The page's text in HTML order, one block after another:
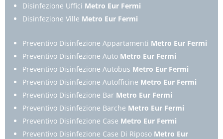
Disinfezione Uffici Metro Eur Fermi
Disinfezione Ville Metro Eur Fermi
Preventivo Disinfezione Appartamenti Metro Eur Fermi
Preventivo Disinfezione Auto Metro Eur Fermi
Preventivo Disinfezione Autobus Metro Eur Fermi
Preventivo Disinfezione Autofficine Metro Eur Fermi
Preventivo Disinfezione Bar Metro Eur Fermi
Preventivo Disinfezione Barche Metro Eur Fermi
Preventivo Disinfezione Case Metro Eur Fermi
Preventivo Disinfezione Case Di Riposo Metro Eur